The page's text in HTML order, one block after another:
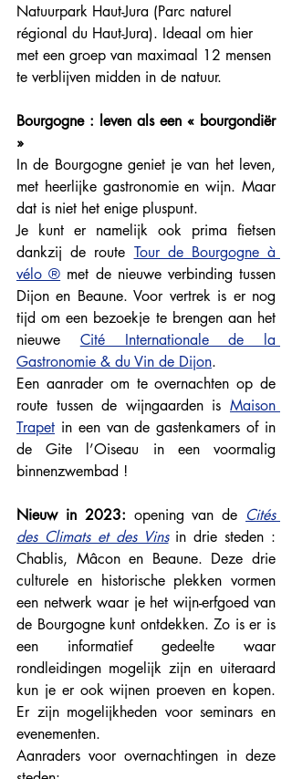
Natuurpark Haut-Jura (Parc naturel
régional du Haut-Jura). Ideaal om hier
met een groep van maximaal 12 mensen
te verblijven midden in de natuur.
Bourgogne : leven als een « bourgondiër
»
In de Bourgogne geniet je van het leven,
met heerlijke gastronomie en wijn. Maar
dat is niet het enige pluspunt.
Je kunt er namelijk ook prima fietsen
dankzij de route Tour de Bourgogne à
vélo ® met de nieuwe verbinding tussen
Dijon en Beaune. Voor vertrek is er nog
tijd om een bezoekje te brengen aan het
nieuwe Cité Internationale de la
Gastronomie & du Vin de Dijon.
Een aanrader om te overnachten op de
route tussen de wijngaarden is Maison
Trapet in een van de gastenkamers of in
de Gite l’Oiseau in een voormalig
binnenzwembad !
Nieuw in 2023: opening van de Cités
des Climats et des Vins in drie steden :
Chablis, Mâcon en Beaune. Deze drie
culturele en historische plekken vormen
een netwerk waar je het wijn-erfgoed van
de Bourgogne kunt ontdekken. Zo is er is
een informatief gedeelte waar
rondleidingen mogelijk zijn en uiteraard
kun je er ook wijnen proeven en kopen.
Er zijn mogelijkheden voor seminars en
evenementen.
Aanraders voor overnachtingen in deze